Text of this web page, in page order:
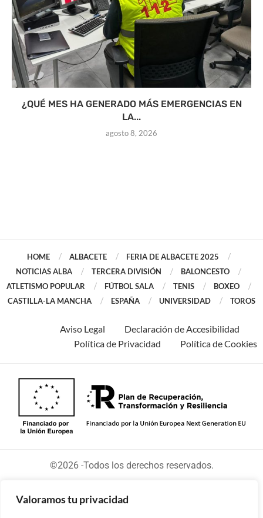
Valoramos tu privacidad
¿QUÉ MES HA GENERADO MÁS EMERGENCIAS EN
LA...
agosto 8, 2026
HOME ALBACETE
FERIA DE ALBACETE 2025
NOTICIAS ALBA
TERCERA DIVISIÓN
BALONCESTO
ATLETISMO POPULAR
FÚTBOL SALA TENIS
BOXEO
CASTILLA-LA MANCHA
ESPAÑA UNIVERSIDAD TOROS
Aviso Legal
Declaración de Accesibilidad
Política de Privacidad
Política de Cookies
©2026 -Todos los derechos reservados.